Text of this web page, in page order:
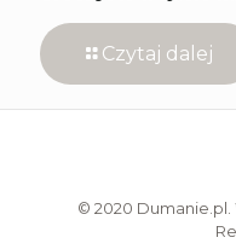
Czytaj dalej
© 2020 Dumanie.pl.